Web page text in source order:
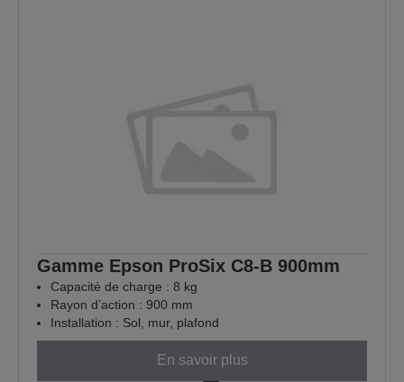
Gamme Epson ProSix C8-B 900mm
Capacité de charge : 8 kg
Rayon d’action : 900 mm
Installation : Sol, mur, plafond
En savoir plus